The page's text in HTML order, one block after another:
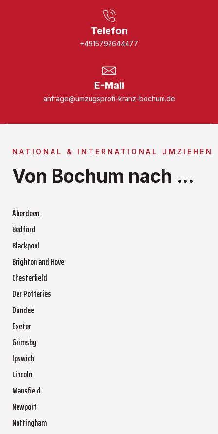
Telefon
+4915792644477
E-Mail
anfrage@umzugsprofi-kranz-bochum.de
NATIONAL & INTERNATIONAL UMZIEHEN
Von Bochum nach ...
Aberdeen
Bedford
Blackpool
Brighton and Hove
Chesterfield
Der Potteries
Dundee
Exeter
Grimsby
Ipswich
Lincoln
Mansfield
Newport
Nottingham